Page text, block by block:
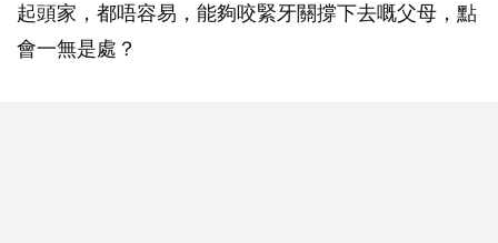
起頭家，都唔容易，能夠咬緊牙關撐下去嘅父母，點
會一無是處？